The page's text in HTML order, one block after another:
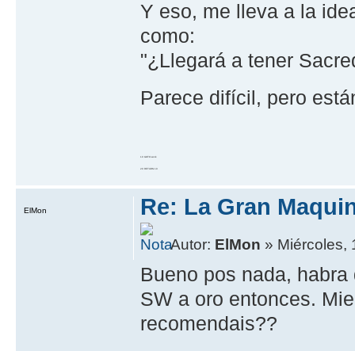
Y eso, me lleva a la
como:
"¿Llegará a tener
Parece difícil, pero
10 GOTO work
20 RETURN 10
Re: La Gran
Autor: ElMon » Miércoles,
Bueno pos nada,
SW a oro entonces.
recomendais??
ElMon